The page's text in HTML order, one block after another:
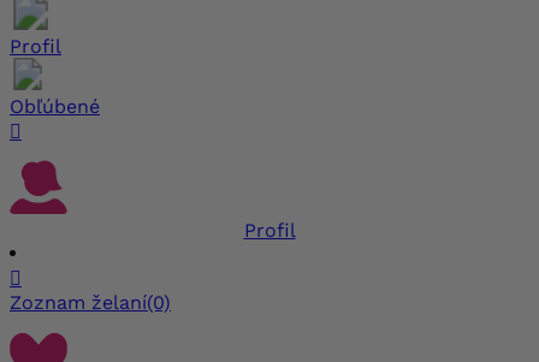
Profil
Obľúbené

Profil

Zoznam želaní(0)